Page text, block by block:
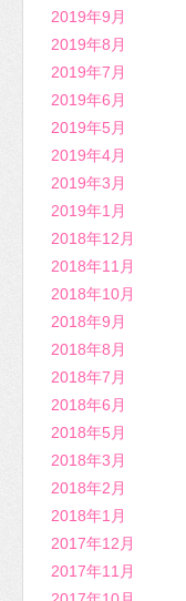
2019年9月
2019年8月
2019年7月
2019年6月
2019年5月
2019年4月
2019年3月
2019年1月
2018年12月
2018年11月
2018年10月
2018年9月
2018年8月
2018年7月
2018年6月
2018年5月
2018年3月
2018年2月
2018年1月
2017年12月
2017年11月